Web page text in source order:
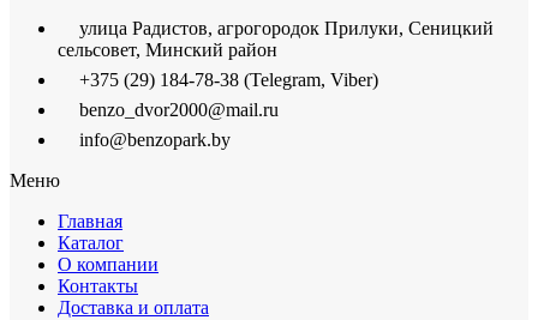
улица Радистов, агрогородок Прилуки, Сеницкий
сельсовет, Минский район
+375 (29) 184-78-38 (Telegram, Viber)
benzo_dvor2000@mail.ru
info@benzopark.by
Меню
Главная
Каталог
О компании
Контакты
Доставка и оплата